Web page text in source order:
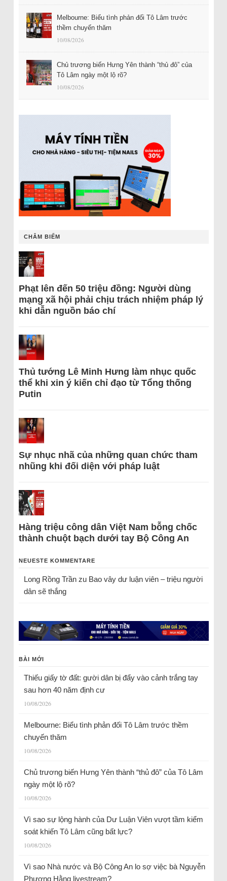
Melbourne: Biểu tình phản đối Tô Lâm trước
thềm chuyến thăm
10/08/2026
Chủ trương biến Hưng Yên thành “thủ đô” của
Tô Lâm ngày một lộ rõ?
10/08/2026
CHÂM BIẾM
Phạt lên đến 50 triệu đồng: Người dùng
mạng xã hội phải chịu trách nhiệm pháp lý
khi dẫn nguồn báo chí
Thủ tướng Lê Minh Hưng làm nhục quốc
thể khi xin ý kiến chỉ đạo từ Tổng thống
Putin
Sự nhục nhã của những quan chức tham
nhũng khi đối diện với pháp luật
Hàng triệu công dân Việt Nam bỗng chốc
thành chuột bạch dưới tay Bộ Công An
NEUESTE KOMMENTARE
Long Rồng Trầnzu Bao vây dư luận viên – triệu người
dân sẽ thắng
BÀI MỚI
Thiếu giấy tờ đất: gười dân bị đẩy vào cảnh trắng tay
sau hơn 40 năm định cư
10/08/2026
Melbourne: Biểu tình phản đối Tô Lâm trước thềm
chuyến thăm
10/08/2026
Chủ trương biến Hưng Yên thành “thủ đô” của Tô Lâm
ngày một lộ rõ?
10/08/2026
Vì sao sự lộng hành của Dư Luận Viên vượt tầm kiểm
soát khiến Tô Lâm cũng bất lực?
10/08/2026
Vì sao Nhà nước và Bộ Công An lo sợ việc bà Nguyễn
Phương Hằng livestream?